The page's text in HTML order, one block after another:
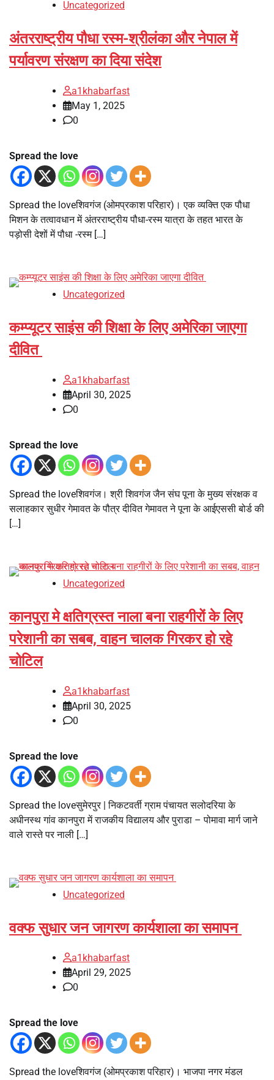
Uncategorized
अंतरराष्ट्रीय पौधा रस्म-श्रीलंका और नेपाल में
पर्यावरण संरक्षण का दिया संदेश
a1khabarfast
May 1, 2025
0
Spread the love
Spread the loveशिवगंज (ओमप्रकाश परिहार)। एक व्यक्ति एक पौधा
मिशन के तत्वावधान में अंतरराष्ट्रीय पौधा-रस्म यात्रा के तहत भारत के
पड़ोसी देशों में पौधा -रस्म […]
Uncategorized
कम्प्यूटर साइंस की शिक्षा के लिए अमेरिका जाएगा
दीवित
a1khabarfast
April 30, 2025
0
Spread the love
Spread the loveशिवगंज। श्री शिवगंज जैन संघ पूना के मुख्य संरक्षक व
सलाहकार सुधीर गेमावत के पौत्र दीवित गेमावत ने पूना के आईएससी बोर्ड की
[…]
Uncategorized
कानपुरा मे क्षतिग्रस्त नाला बना राहगीरों के लिए
परेशानी का सबब, वाहन चालक गिरकर हो रहे
चोटिल
a1khabarfast
April 30, 2025
0
Spread the love
Spread the loveसुमेरपुर | निकटवर्ती ग्राम पंचायत सलोदरिया के
अधीनस्थ गांव कानपुरा में राजकीय विद्यालय और पुराडा – पोमावा मार्ग जाने
वाले रास्ते पर नाली […]
Uncategorized
वक्फ सुधार जन जागरण कार्यशाला का समापन
a1khabarfast
April 29, 2025
0
Spread the love
Spread the loveशिवगंज (ओमप्रकाश परिहार)। भाजपा नगर मंडल